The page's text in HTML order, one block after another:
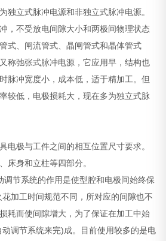
立式脉冲电源和非独立式脉冲电源。
，不受放电间隙大小和两极间物理状态
式、闸流管式、晶闸管式和晶体管式
称弛张式脉冲电源，它应用早，结构也
脉冲宽度小，成本低，适于精加工。但
较低，电极损耗大，现在多为独立式脉
极与工件之间的相互位置尺寸要求。
床身和立柱等四部分。
节系统的作用是使型腔和电极间始终保
加工时间规范不同，所对应的间隙也不
耗而使间隙增大，为了保证在加工中始
调节系统来完)成。目前使用较多的是电